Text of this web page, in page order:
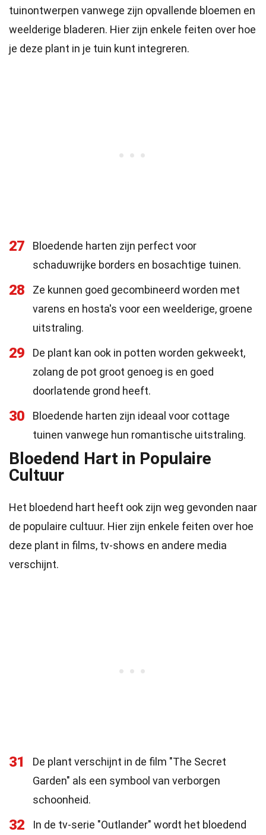
tuinontwerpen vanwege zijn opvallende bloemen en
weelderige bladeren. Hier zijn enkele feiten over hoe
je deze plant in je tuin kunt integreren.
27
Bloedende harten zijn perfect voor
schaduwrijke borders en bosachtige tuinen.
28
Ze kunnen goed gecombineerd worden met
varens en hosta's voor een weelderige, groene
uitstraling.
29
De plant kan ook in potten worden gekweekt,
zolang de pot groot genoeg is en goed
doorlatende grond heeft.
30
Bloedende harten zijn ideaal voor cottage
tuinen vanwege hun romantische uitstraling.
Bloedend Hart in Populaire
Cultuur
Het bloedend hart heeft ook zijn weg gevonden naar
de populaire cultuur. Hier zijn enkele feiten over hoe
deze plant in films, tv-shows en andere media
verschijnt.
31
De plant verschijnt in de film "The Secret
Garden" als een symbool van verborgen
schoonheid.
32
In de tv-serie "Outlander" wordt het bloedend